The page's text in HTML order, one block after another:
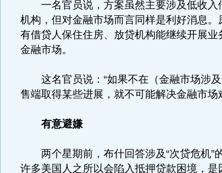
一名官员说，方案虽然主要涉及低收入
机构，但对金融市场而言同样是利好消息。
有借贷人保住住房、放贷机构能继续开展业
金融市场。
这名官员说：“如果不在（金融市场涉及
售端取得某些进展，就不可能解决金融市场
有意避嫌
两个星期前，布什回答涉及“次贷危机”
许多美国人之所以会陷入抵押贷款困境，是